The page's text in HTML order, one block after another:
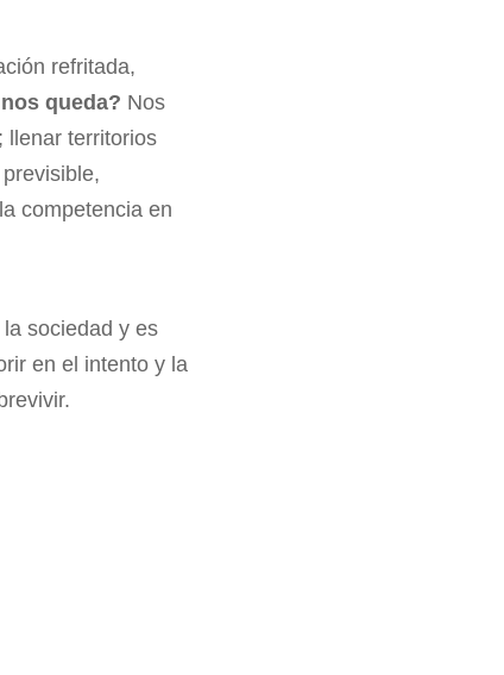
refritada,
queda? Nos
llenar territorios
competencia en
sociedad y es
en el intento y la